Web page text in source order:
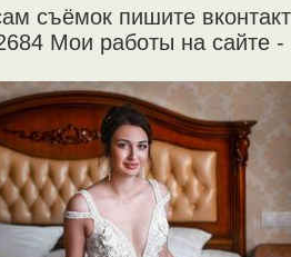
съёмок пишите
Мои работы на сайте